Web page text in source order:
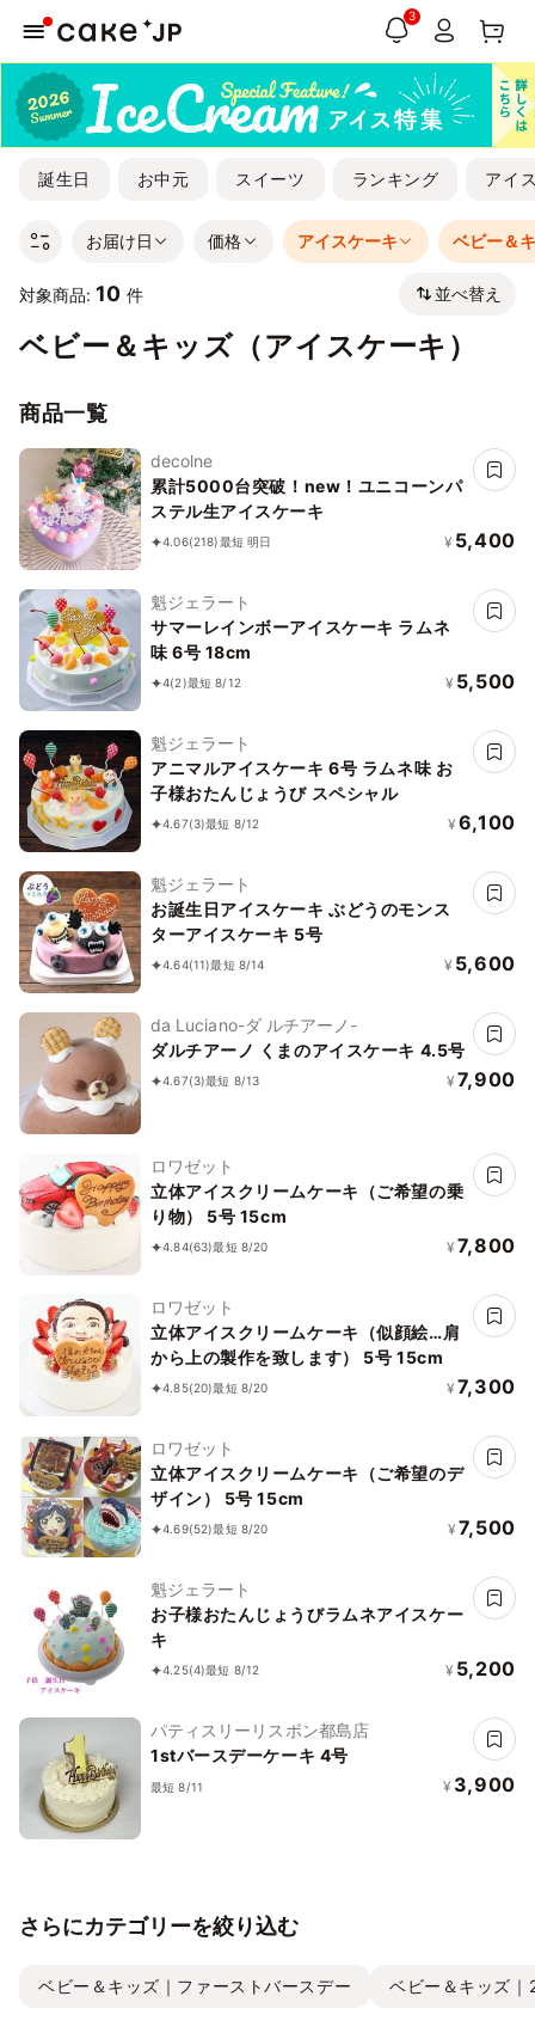
3
誕生日 お中元 スイーツ ランキング アイ
お届け日 価格 アイスケーキ ベビー＆
対象商品: 10 件 並べ替え
ベビー＆キッズ（アイスケーキ）
商品一覧
decolne
累計5000台突破！new！ユニコーンパ
ステル生アイスケーキ
4.06(218)最短 明日 ¥ 5,400
魁ジェラート
サマーレインボーアイスケーキ ラムネ
味 6号 18cm
4(2)最短 8/12 ¥ 5,500
魁ジェラート
アニマルアイスケーキ 6号 ラムネ味 お
子様おたんじょうび スペシャル
4.67(3)最短 8/12 ¥ 6,100
魁ジェラート
お誕生日アイスケーキ ぶどうのモンス
ターアイスケーキ 5号
4.64(11)最短 8/14 ¥ 5,600
da Luciano-ダ ルチアーノ-
ダルチアーノ くまのアイスケーキ 4.5号
4.67(3)最短 8/13 ¥ 7,900
ロワゼット
立体アイスクリームケーキ（ご希望の乗
り物） 5号 15cm
4.84(63)最短 8/20 ¥ 7,800
ロワゼット
立体アイスクリームケーキ（似顔絵…肩
から上の製作を致します） 5号 15cm
4.85(20)最短 8/20 ¥ 7,300
ロワゼット
立体アイスクリームケーキ（ご希望のデ
ザイン） 5号 15cm
4.69(52)最短 8/20 ¥ 7,500
魁ジェラート
お子様おたんじょうびラムネアイスケー
キ
4.25(4)最短 8/12 ¥ 5,200
パティスリーリスボン都島店
1stバースデーケーキ 4号
最短 8/11 ¥ 3,900
さらにカテゴリーを絞り込む
ベビー＆キッズ｜ファーストバースデー ベビー＆キッズ